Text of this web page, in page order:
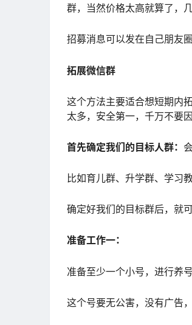
群，当然价格太高就算了，
招募消息可以发在自己朋友
拓展微信群
这个方法主要适合想短期内
太多，安全第一，千万不要因
首先确定我们的目标人群：
比如育儿群、升学群、学习
确定好我们的目标群后，就
准备工作一：
准备至少一个小号，进行养号
这个号要无公害，没有广告